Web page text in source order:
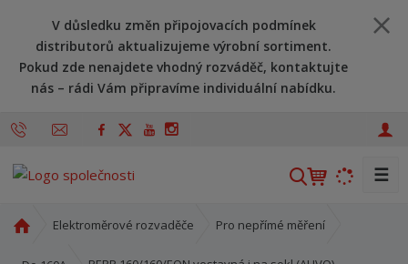
V důsledku změn připojovacích podmínek
distributorů aktualizujeme výrobní sortiment.
Pokud zde nenajdete vhodný rozváděč, kontaktujte
nás – rádi Vám připravíme individuální nabídku.
V
h
☰
Elektroměrové rozvaděče Pro nepřímé měření